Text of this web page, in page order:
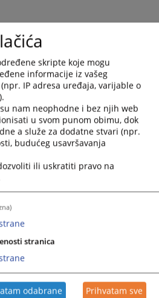
interact
calendar
and
select
a
date.
Press
the
mark
keyboard
changing
dates.
nema vijesti
skripte koje mogu
informacije iz vašeg
IP adresa uređaja, varijable o
nam neophodne i bez njih web
u svom punom obimu, dok
a služe za dodatne stvari (npr.
budućeg usavršavanja
ili uskratiti pravo na
stranica
odabrane Prihvatam sve